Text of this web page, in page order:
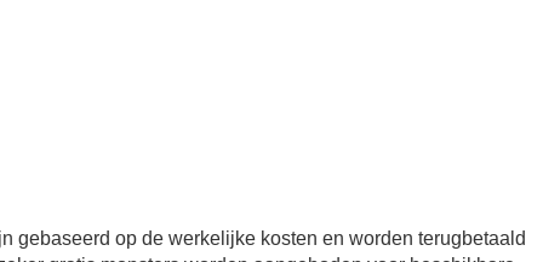
gebaseerd op de werkelijke kosten en worden terugbetaald